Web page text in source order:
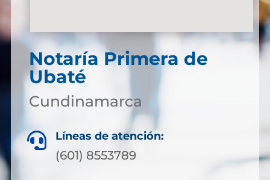
Notaría Primera de
Ubaté
Cundinamarca
 Líneas de atención:
(601) 8553789